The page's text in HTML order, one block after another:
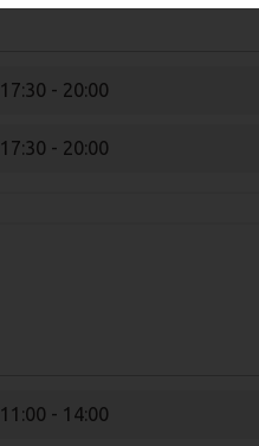
17:30 - 20:00
17:30 - 20:00
11:00 - 14:00